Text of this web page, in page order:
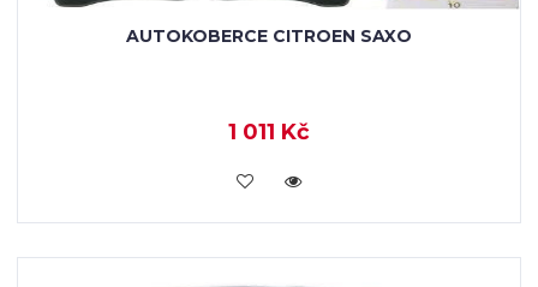
AUTOKOBERCE CITROEN SAXO
1 011 Kč
KOUPIT